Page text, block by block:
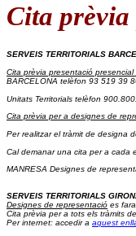
Cita prèvia
SERVEIS TERRITORIALS
Cita prèvia presentació presencial
BARCELONA telèfon 93 519 39
Unitats Territorials telèfon
Cita prèvia per a designes de
Per realitzar el tràmit de designa
Cal demanar una cita per a cada
MANRESA Designes de
SERVEIS TERRITORIALS
Designes de representació es
Cita prèvia per a tots els tràmits
Per internet: accedir a aquest